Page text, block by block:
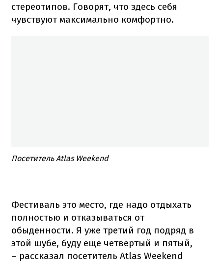
стереотипов. Говорят, что здесь себя
чувствуют максимально комфортно.
Посетитель Atlas Weekend
Фестиваль это место, где надо отдыхать
полностью и отказываться от
обыденности. Я уже третий год подряд в
этой шубе, буду еще четвертый и пятый,
– рассказал посетитель Atlas Weekend